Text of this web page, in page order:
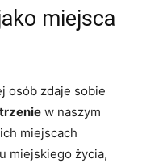
miejsca
osób‍ zdaje sobie
w⁢ naszym
miejscach
miejskiego życia,